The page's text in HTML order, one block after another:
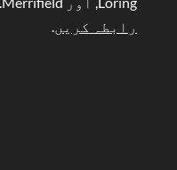
رابطہ کریں.